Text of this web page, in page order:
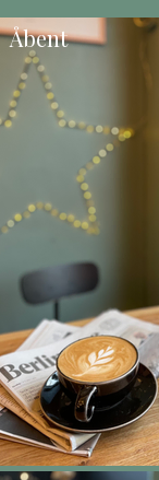
Åbent